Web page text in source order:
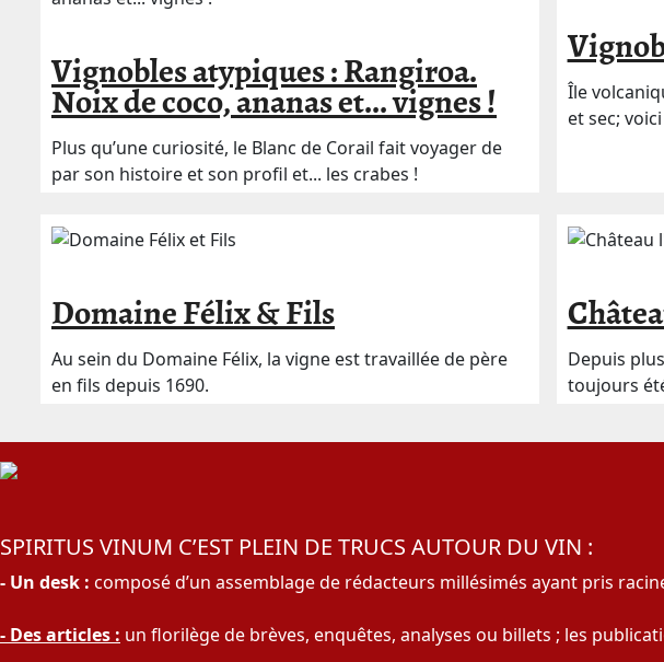
Vignobles atypiques : Rangiroa.
Noix de coco, ananas et... vignes !
Plus qu’une curiosité, le Blanc de Corail fait voyager de
par son histoire et son profil et... les crabes !
Île
et sec;
Domaine Félix & Fils
Au sein du Domaine Félix, la vigne est travaillée de père
en fils depuis 1690.
Depuis
toujours
SPIRITUS VINUM C’EST PLEIN DE TRUCS AUTOUR DU VIN :
- Un desk : composé d’un assemblage de rédacteurs millésimés ayant pris
- Des articles : un florilège de brèves, enquêtes, analyses ou billets ; les